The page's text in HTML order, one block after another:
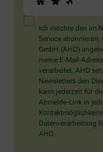
Sie
ein
Mensch?
Dann
wählen
Sie
bitte
das
Flugzeug.
Ich möchte den im
Service
GmbH (AHD)
meine E-Mail-
verarbeitet. AHD
Newsletters den
kann jederzeit für
Abmelde-Link in
Datenverarbeitung
AHD.